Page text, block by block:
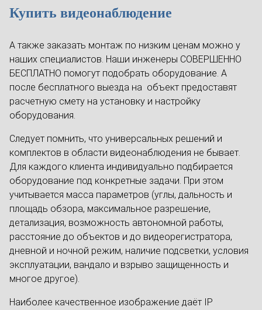
Купить видеонаблюдение
А также заказать монтаж по низким ценам можно у
наших специалистов. Наши инженеры СОВЕРШЕННО
БЕСПЛАТНО помогут подобрать оборудование. А
после бесплатного выезда на объект предоставят
расчетную смету на установку и настройку
оборудования.
Следует помнить, что универсальных решений и
комплектов в области видеонаблюдения не бывает.
Для каждого клиента индивидуально подбирается
оборудование под конкретные задачи. При этом
учитывается масса параметров (углы, дальность и
площадь обзора, максимальное разрешение,
детализация, возможность автономной работы,
расстояние до объектов и до видеорегистратора,
дневной и ночной режим, наличие подсветки, условия
эксплуатации, вандало и взрыво защищенность и
многое другое).
Наиболее качественное изображение даёт IP